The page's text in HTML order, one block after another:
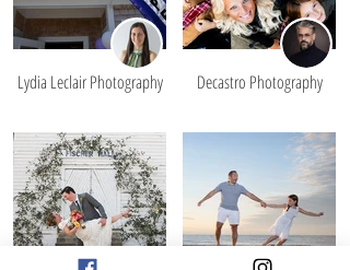
Lydia Leclair Photography Decastro Photography